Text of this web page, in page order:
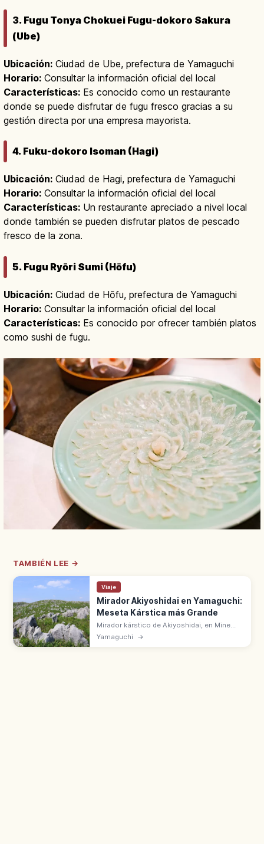
3. Fugu Tonya Chokuei Fugu-dokoro Sakura
(Ube)
Ubicación: Ciudad de Ube, prefectura de Yamaguchi
Horario: Consultar la información oficial del local
Características: Es conocido como un restaurante
donde se puede disfrutar de fugu fresco gracias a su
gestión directa por una empresa mayorista.
4. Fuku-dokoro Isoman (Hagi)
Ubicación: Ciudad de Hagi, prefectura de Yamaguchi
Horario: Consultar la información oficial del local
Características: Un restaurante apreciado a nivel local
donde también se pueden disfrutar platos de pescado
fresco de la zona.
5. Fugu Ryōri Sumi (Hōfu)
Ubicación: Ciudad de Hōfu, prefectura de Yamaguchi
Horario: Consultar la información oficial del local
Características: Es conocido por ofrecer también platos
como sushi de fugu.
TAMBIÉN LEE →
Viaje
Mirador Akiyoshidai en Yamaguchi:
Meseta Kárstica más Grande
Mirador kárstico de Akiyoshidai, en Mine
(Yamaguchi), domina la mayor meseta
kárstica de Japón. Roca caliza, karrenfeld,
Yamaguchi →